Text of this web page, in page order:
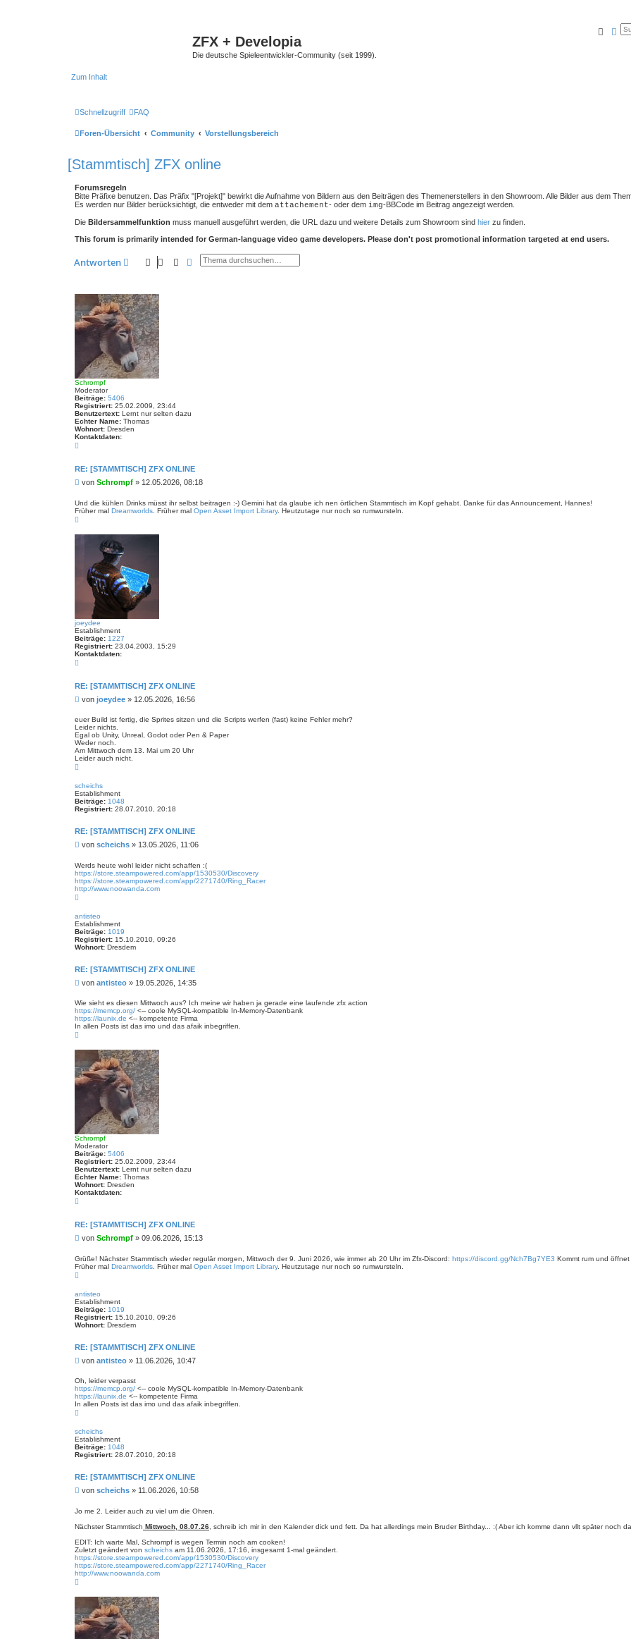
ZFX + Developia
Die deutsche Spieleentwickler-Community (seit 1999).
Zum Inhalt
Suche
Schnellzugriff FAQ
Foren-Übersicht Community Vorstellungsbereich
[Stammtisch] ZFX online
Forumsregeln
Bitte Präfixe benutzen. Das Präfix "[Projekt]" bewirkt die Aufnahme von Bildern aus den Beiträgen des Themenerstellers in den Showroom. Alle Bilder aus dem
Es werden nur Bilder berücksichtigt, die entweder mit dem attachement- oder dem img-BBCode im Beitrag angezeigt werden.
Die Bildersammelfunktion muss manuell ausgeführt werden, die URL dazu und weitere Details zum Showroom sind hier zu finden.
This forum is primarily intended for German-language video game developers. Please don't post promotional information targeted at end users.
Antworten SucheErweiterte Suche
Schrompf
Moderator
Beiträge: 5406
Registriert: 25.02.2009, 23:44
Benutzertext: Lernt nur selten dazu
Echter Name: Thomas
Wohnort: Dresden
Kontaktdaten:
t
k
a
t
v
RE: [STAMMTISCH] ZFX ONLINE
B
i
t
von Schrompf » 12.05.2026, 08:18
Und die kühlen Drinks müsst ihr selbst beitragen :-) Gemini hat da glaube ich nen örtlichen Stammtisch im Kopf gehabt. Danke für das Announcement, Hannes!
Früher mal Dreamworlds . Früher mal Open Asset Import Library. Heutzutage nur noch so rumwursteln.
c
joeydee
Establishment
Beiträge: 1227
Registriert: 23.04.2003, 15:29
Kontaktdaten:
t
k
a
t
e
n
v
o
o
e
y
d
RE: [STAMMTISCH] ZFX ONLINE
B
i
t
r
a
g
von joeydee » 12.05.2026, 16:56
euer Build ist fertig, die Sprites sitzen und die Scripts werfen (fast) keine Fehler mehr?
Leider nichts.
Egal ob Unity, Unreal, Godot oder Pen & Paper
Weder noch.
Am Mittwoch dem 13. Mai um 20 Uhr
Leider auch nicht.
h
o
b
e
scheichs
Establishment
Beiträge: 1048
Registriert: 28.07.2010, 20:18
RE: [STAMMTISCH] ZFX ONLINE
B
i
t
r
a
von scheichs » 13.05.2026, 11:06
Werds heute wohl leider nicht schaffen :(
https://store.steampowered.com/app/1530530/Discovery
https://store.steampowered.com/app/2271740/Ring_Racer
http://www.noowanda.com
h
o
b
e
n
antisteo
Establishment
Beiträge: 1019
Registriert: 15.10.2010, 09:26
Wohnort: Dresdem
RE: [STAMMTISCH] ZFX ONLINE
B
i
t
r
a
von antisteo » 19.05.2026, 14:35
Wie sieht es diesen Mittwoch aus? Ich meine wir haben ja gerade eine laufende zfx action
https://memcp.org/ <-- coole MySQL-kompatible In-Memory-Datenbank
https://launix.de <-- kompetente Firma
In allen Posts ist das imo und das afaik inbegriffen.
c
b
e
n
Schrompf
Moderator
Beiträge: 5406
Registriert: 25.02.2009, 23:44
Benutzertext: Lernt nur selten dazu
Echter Name: Thomas
Wohnort: Dresden
Kontaktdaten:
t
k
a
t
v
o
n
S
c
o
p
RE: [STAMMTISCH] ZFX ONLINE
B
i
t
g
von Schrompf » 09.06.2026, 15:13
Grüße! Nächster Stammtisch wieder regulär morgen, Mittwoch der 9. Juni 2026, wie immer ab 20 Uhr im Zfx-Discord: https://discord.gg/Nch7Bg7YE3 Kommt rum und
Früher mal Dreamworlds . Früher mal Open Asset Import Library. Heutzutage nur noch so rumwursteln.
h
o
b
e
n
antisteo
Establishment
Beiträge: 1019
Registriert: 15.10.2010, 09:26
Wohnort: Dresdem
RE: [STAMMTISCH] ZFX ONLINE
B
i
t
r
a
von antisteo » 11.06.2026, 10:47
Oh, leider verpasst
https://memcp.org/ <-- coole MySQL-kompatible In-Memory-Datenbank
https://launix.de <-- kompetente Firma
In allen Posts ist das imo und das afaik inbegriffen.
h
o
b
e
scheichs
Establishment
Beiträge: 1048
Registriert: 28.07.2010, 20:18
RE: [STAMMTISCH] ZFX ONLINE
B
i
r
a
g
von scheichs » 11.06.2026, 10:58
Jo me 2. Leider auch zu viel um die Ohren.
Nächster Stammtisch Mittwoch, 08.07.26 , schreib ich mir in den Kalender dick und fett. Da hat allerdings mein Bruder Birthday... :( Aber ich komme dann vllt später noch
EDIT: Ich warte Mal, Schrompf is wegen Termin noch am cooken!
Zuletzt geändert von scheichs am 11.06.2026, 17:16, insgesamt 1-mal geändert.
https://store.steampowered.com/app/1530530/Discovery
https://store.steampowered.com/app/2271740/Ring_Racer
http://www.noowanda.com
c
b
e
n